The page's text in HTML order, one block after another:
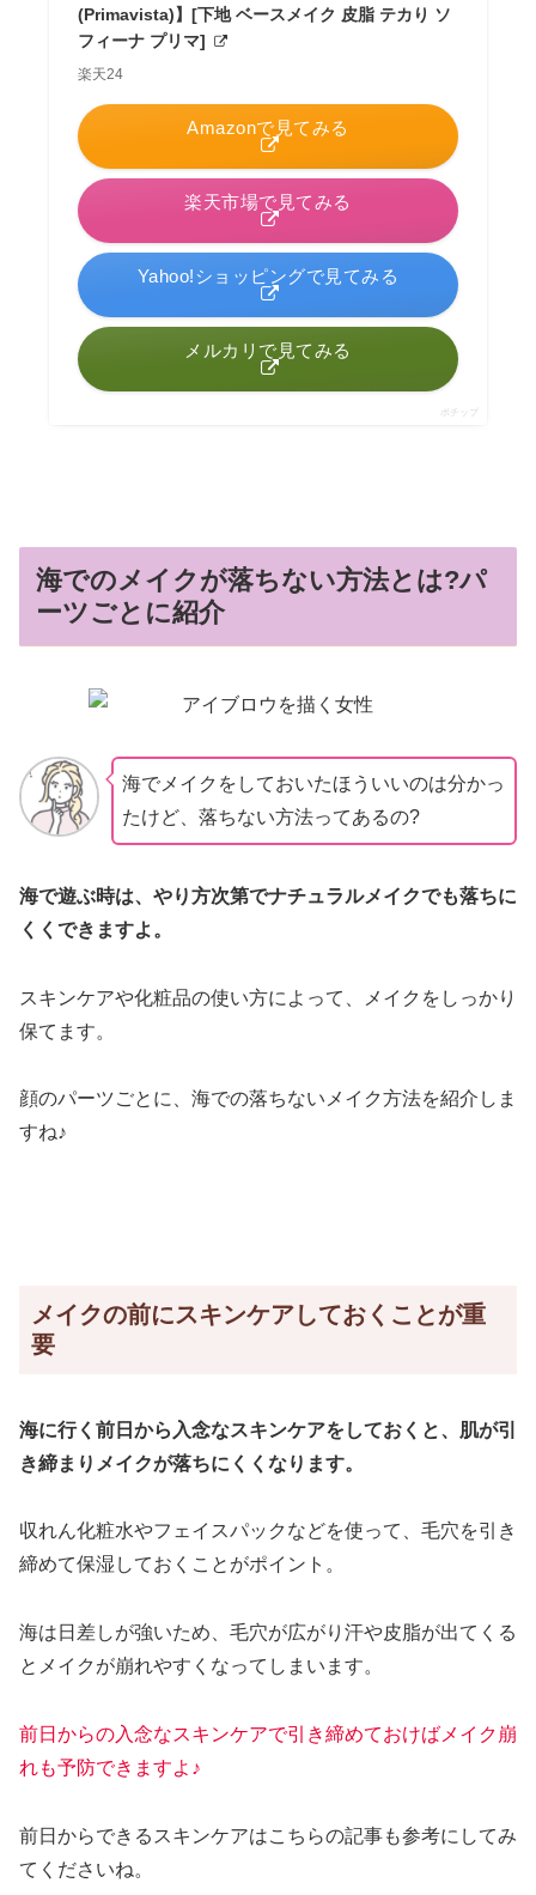
(Primavista)】[下地 ベースメイク 皮脂 テカり ソ
フィーナ プリマ]
楽天24
Amazonで見てみる
楽天市場で見てみる
Yahoo!ショッピングで見てみる
メルカリで見てみる
ポチップ
海でのメイクが落ちない方法とは?パ
ーツごとに紹介
海でメイクをしておいたほういいのは分かっ
たけど、落ちない方法ってあるの?
海で遊ぶ時は、やり方次第でナチュラルメイクでも落ちに
くくできますよ。
スキンケアや化粧品の使い方によって、メイクをしっかり
保てます。
顔のパーツごとに、海での落ちないメイク方法を紹介しま
すね♪
メイクの前にスキンケアしておくことが重
要
海に行く前日から入念なスキンケアをしておくと、肌が引
き締まりメイクが落ちにくくなります。
収れん化粧水やフェイスパックなどを使って、毛穴を引き
締めて保湿しておくことがポイント。
海は日差しが強いため、毛穴が広がり汗や皮脂が出てくる
とメイクが崩れやすくなってしまいます。
前日からの入念なスキンケアで引き締めておけばメイク崩
れも予防できますよ♪
前日からできるスキンケアはこちらの記事も参考にしてみ
てくださいね。